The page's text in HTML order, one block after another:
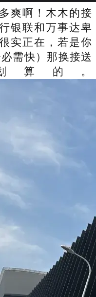
爽啊！木木的接
银联和万事达卑
实正在，若是你
需快）那换接送
算的。